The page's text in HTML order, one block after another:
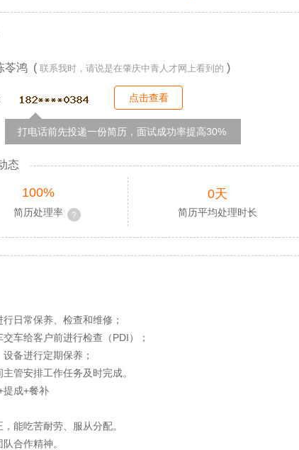
苓鸿 ( 联系我时，请说是在肇庆中青人才网上看到的 )
点击查看
打电话前先投递一份简历，面试成功率提高30%
态
100%
简历处理率
0天
简历平均处理时长
日常保养、检查和维修；
车给客户前进行检查（PDI）；
备进行定期保养；
管安排工作任务及时完成。
提成+餐补
能吃苦耐劳、服从分配。
合作精神。